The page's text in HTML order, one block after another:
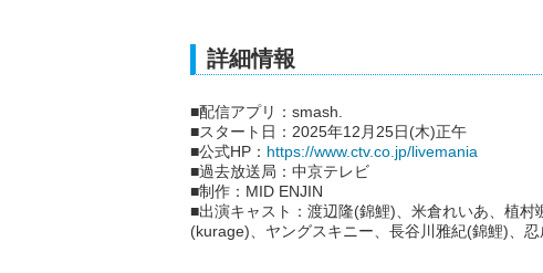
詳細情報
■配信アプリ：smash.
■スタート日：2025年12月25日(木)正午
■公式HP： https://www.ctv.co.jp/livemania
■過去放送局：中京テレビ
■制作：MID ENJIN
■出演キャスト：渡辺隆(錦鯉)、米倉れいあ、植
(kurage)、ヤングスキニー、長谷川雅紀(錦鯉)、忍